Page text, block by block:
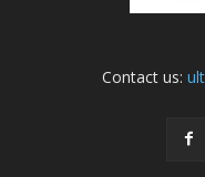
Contact us: